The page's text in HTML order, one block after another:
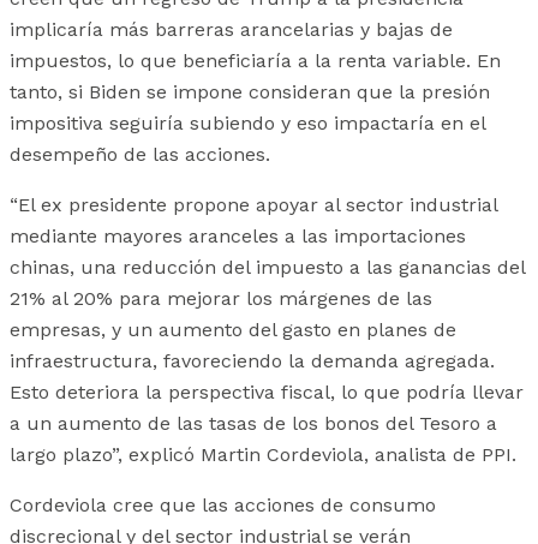
implicaría más barreras arancelarias y bajas de
impuestos, lo que beneficiaría a la renta variable. En
tanto, si Biden se impone consideran que la presión
impositiva seguiría subiendo y eso impactaría en el
desempeño de las acciones.
“El ex presidente propone apoyar al sector industrial
mediante mayores aranceles a las importaciones
chinas, una reducción del impuesto a las ganancias del
21% al 20% para mejorar los márgenes de las
empresas, y un aumento del gasto en planes de
infraestructura, favoreciendo la demanda agregada.
Esto deteriora la perspectiva fiscal, lo que podría llevar
a un aumento de las tasas de los bonos del Tesoro a
largo plazo”, explicó Martin Cordeviola, analista de PPI.
Cordeviola cree que las acciones de consumo
discrecional y del sector industrial se verán